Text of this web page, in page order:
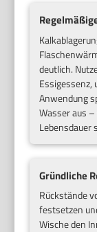
deutlich.
Essigessenz,
Anwendung
Wasser aus
Lebensdauer
Gründliche
Rückstände
festsetzen
Wische den